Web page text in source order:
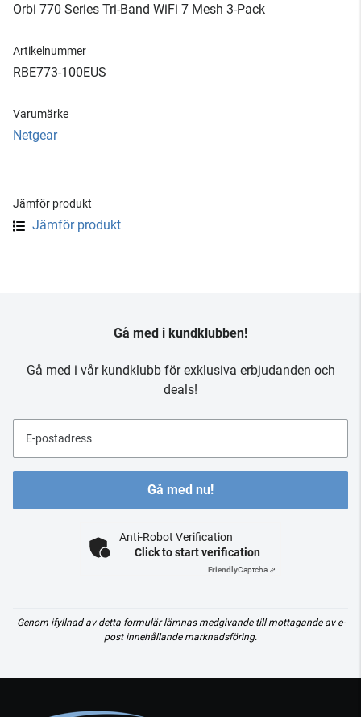
Orbi 770 Series Tri-Band WiFi 7 Mesh 3-Pack
Artikelnummer
RBE773-100EUS
Varumärke
Netgear
Jämför produkt
Jämför produkt
Gå med i kundklubben!
Gå med i vår kundklubb för exklusiva erbjudanden och
deals!
E-postadress
Gå med nu!
Anti-Robot Verification
Click to start verification
FriendlyCaptcha ⇗
Genom ifyllnad av detta formulär lämnas medgivande till mottagande av e-
post innehållande marknadsföring.